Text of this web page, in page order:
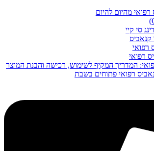
מהיום להיום
סי קיי
המדריך המקיף לשימוש, רכישה והבנת המוצר
רפואי פתוחים בשבת